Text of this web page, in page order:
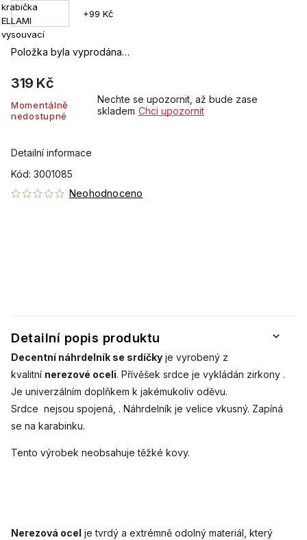
Neohodnoceno
Kód: 3001085
319 Kč
Momentálně
nedostupné
Nechte se upozornit, až bude zase
skladem Chci upozornit
krabička
ELLAMI
vysouvací
+99 Kč
Položka byla vyprodána…
Detailní informace
Detailní popis produktu
Decentní náhrdelník se srdíčky je vyrobený z
kvalitní nerezové oceli. Přívěšek srdce je vykládán zirkony .
Je univerzálním doplňkem k jakémukoliv oděvu.
Srdce nejsou spojená, . Náhrdelník je velice vkusný. Zapíná
se na karabinku.
Tento výrobek neobsahuje těžké kovy.
Nerezová ocel je tvrdý a extrémně odolný materiál, který